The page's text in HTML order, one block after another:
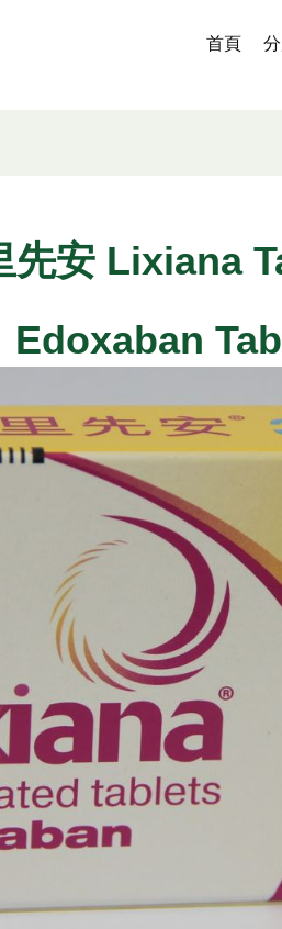
首頁
先安 Lixiana
Edoxaban